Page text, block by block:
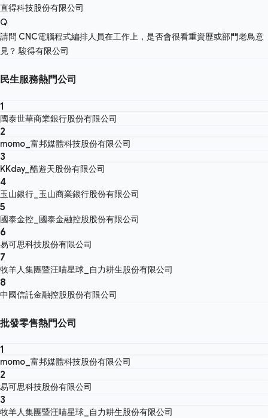
直得科技股份有限公司
Q
請問 CNC電腦程式編排人員在工作上，是否會很看重資歷或部門老鳥意
見？ 駿得有限公司
民生服務熱門公司
1
國泰世華商業銀行股份有限公司
2
momo_富邦媒體科技股份有限公司
3
KKday_酷遊天股份有限公司
4
玉山銀行_玉山商業銀行股份有限公司
5
國泰金控_國泰金融控股股份有限公司
6
易可思科技股份有限公司
7
牧羊人集團暨汪喵星球_自力耕生股份有限公司
8
中國信託金融控股股份有限公司
批發零售熱門公司
1
momo_富邦媒體科技股份有限公司
2
易可思科技股份有限公司
3
牧羊人集團暨汪喵星球_自力耕生股份有限公司